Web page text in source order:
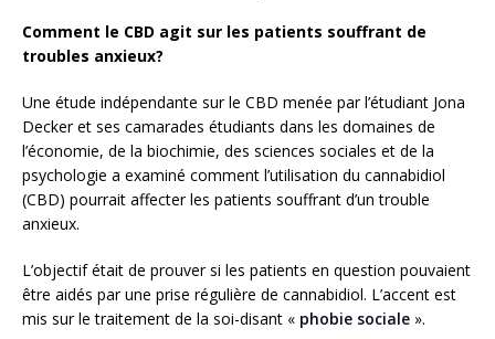
Comment le CBD agit sur les patients souffrant de
troubles anxieux?
Une étude indépendante sur le CBD menée par l’étudiant Jona
Decker et ses camarades étudiants dans les domaines de
l’économie, de la biochimie, des sciences sociales et de la
psychologie a examiné comment l’utilisation du cannabidiol
(CBD) pourrait affecter les patients souffrant d’un trouble
anxieux.
L’objectif était de prouver si les patients en question pouvaient
être aidés par une prise régulière de cannabidiol. L’accent est
mis sur le traitement de la soi-disant « phobie sociale ».